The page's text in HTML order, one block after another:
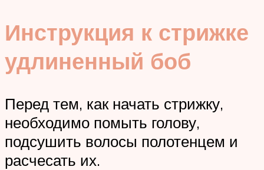
Инструкция к стрижке
удлиненный боб
Перед тем, как начать стрижку,
необходимо помыть голову,
подсушить волосы полотенцем и
расчесать их.